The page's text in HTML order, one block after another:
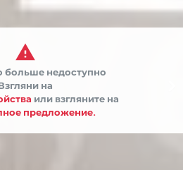

больше недоступно
на
или взгляните на
предложение.